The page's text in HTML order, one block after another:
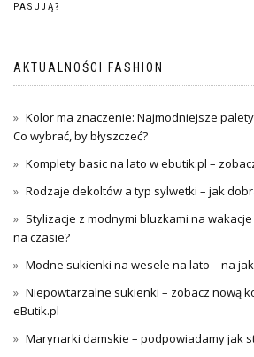
wpisu
PASUJĄ?
AKTUALNOŚCI FASHION
Kolor ma znaczenie: Najmodniejsze
Co wybrać, by błyszczeć?
Komplety basic na lato w ebutik.pl –
Rodzaje dekoltów a typ sylwetki – jak
Stylizacje z modnymi bluzkami na
na czasie?
Modne sukienki na wesele na lato – na
Niepowtarzalne sukienki – zobacz nową
eButik.pl
Marynarki damskie – podpowiadamy jak